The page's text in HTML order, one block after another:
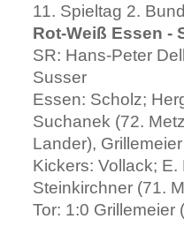
11. Spieltag 2.
Rot-Weiß Essen -
SR: Hans-Peter
Susser
Essen: Scholz;
Suchanek (72.
Lander), Grillemeier
Kickers: Vollack;
Steinkirchner (71.
Tor: 1:0 Grillemeier